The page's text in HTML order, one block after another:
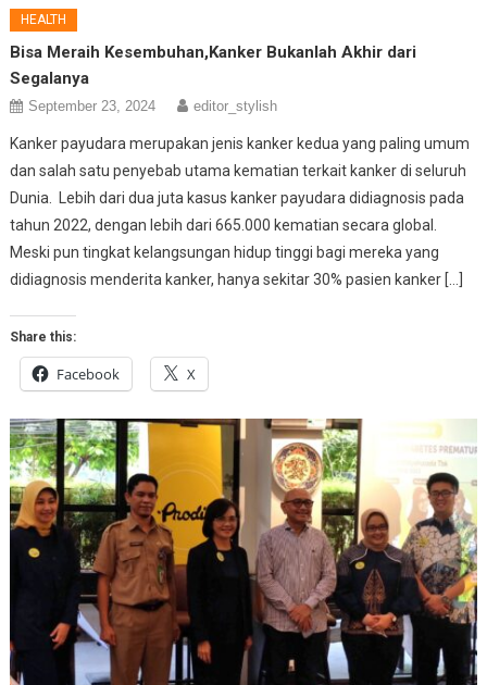
HEALTH
Bisa Meraih Kesembuhan,Kanker Bukanlah Akhir dari
Segalanya
September 23, 2024 editor_stylish
Kanker payudara merupakan jenis kanker kedua yang paling umum
dan salah satu penyebab utama kematian terkait kanker di seluruh
Dunia. Lebih dari dua juta kasus kanker payudara didiagnosis pada
tahun 2022, dengan lebih dari 665.000 kematian secara global.
Meski pun tingkat kelangsungan hidup tinggi bagi mereka yang
didiagnosis menderita kanker, hanya sekitar 30% pasien kanker […]
Share this:
Facebook X